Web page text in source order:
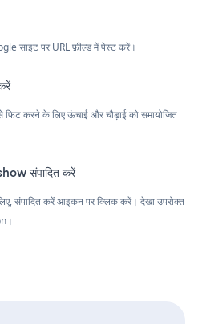
साइट पर URL फ़ील्ड में पेस्ट करें।
करने के लिए ऊंचाई और चौड़ाई को समायोजित
संपादित करें
संपादित करें आइकन पर क्लिक करें। देखा उपरोक्त